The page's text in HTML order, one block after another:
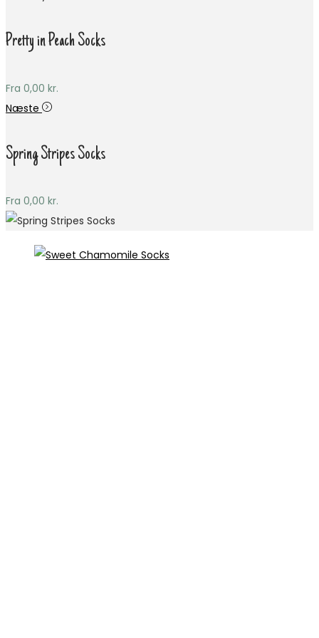
Pretty in Peach Socks
Fra 0,00 kr.
Næste
Spring Stripes Socks
Fra 0,00 kr.